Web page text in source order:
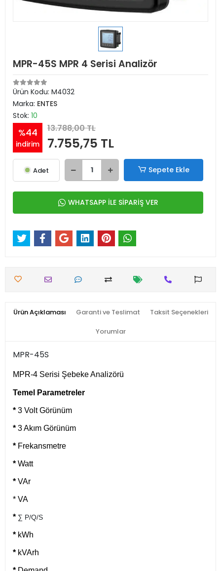
MPR-45S MPR 4 Serisi Analizör
Ürün Kodu: M4032
Marka: ENTES
Stok: 10
%44
indirim
13.788,00 TL
7.755,75 TL
Adet Sepete Ekle
WHATSAPP İLE SİPARİŞ VER
Ürün Açıklaması Garanti ve Teslimat Taksit Seçenekleri
Yorumlar
MPR-45S
MPR-4 Serisi Şebeke Analizörü
Temel Parametreler
* 3 Volt Görünüm
* 3 Akım Görünüm
* Frekansmetre
* Watt
* VAr
* VA
* ∑ P/Q/S
* kWh
* kVArh